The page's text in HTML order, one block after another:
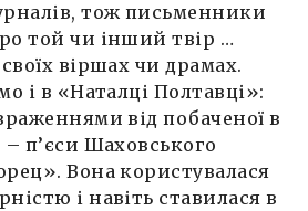
тож письменники
той чи інший твір …
віршах чи драмах.
і в «Наталці Полтавці»:
від побаченої в
п’єси Шаховського
Вона користувалася
і навіть ставилася в